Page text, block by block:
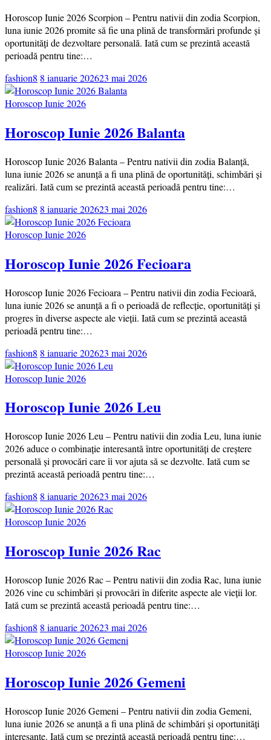
Horoscop Iunie 2026 Scorpion – Pentru nativii din zodia Scorpion,
luna iunie 2026 promite să fie una plină de transformări profunde și
oportunități de dezvoltare personală. Iată cum se prezintă această
perioadă pentru tine:…
fashion8 8 ianuarie 202623 mai 2026
Horoscop Iunie 2026
Horoscop Iunie 2026 Balanta
Horoscop Iunie 2026 Balanta – Pentru nativii din zodia Balanță,
luna iunie 2026 se anunță a fi una plină de oportunități, schimbări și
realizări. Iată cum se prezintă această perioadă pentru tine:…
fashion8 8 ianuarie 202623 mai 2026
Horoscop Iunie 2026
Horoscop Iunie 2026 Fecioara
Horoscop Iunie 2026 Fecioara – Pentru nativii din zodia Fecioară,
luna iunie 2026 se anunță a fi o perioadă de reflecție, oportunități și
progres în diverse aspecte ale vieții. Iată cum se prezintă această
perioadă pentru tine:…
fashion8 8 ianuarie 202623 mai 2026
Horoscop Iunie 2026
Horoscop Iunie 2026 Leu
Horoscop Iunie 2026 Leu – Pentru nativii din zodia Leu, luna iunie
2026 aduce o combinație interesantă între oportunități de creștere
personală și provocări care îi vor ajuta să se dezvolte. Iată cum se
prezintă această perioadă pentru tine:…
fashion8 8 ianuarie 202623 mai 2026
Horoscop Iunie 2026
Horoscop Iunie 2026 Rac
Horoscop Iunie 2026 Rac – Pentru nativii din zodia Rac, luna iunie
2026 vine cu schimbări și provocări în diferite aspecte ale vieții lor.
Iată cum se prezintă această perioadă pentru tine:…
fashion8 8 ianuarie 202623 mai 2026
Horoscop Iunie 2026
Horoscop Iunie 2026 Gemeni
Horoscop Iunie 2026 Gemeni – Pentru nativii din zodia Gemeni,
luna iunie 2026 se anunță a fi una plină de schimbări și oportunități
interesante. Iată cum se prezintă această perioadă pentru tine:…